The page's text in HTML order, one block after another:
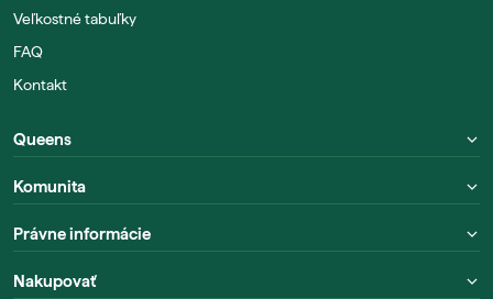
Veľkostné tabuľky
FAQ
Kontakt
Queens
Komunita
Právne informácie
Nakupovať